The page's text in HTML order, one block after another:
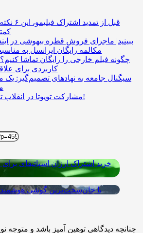
قبل از
ببینید| ماجرای فروش قطره بیهوشی در
مکالمه رایگان ایرانسل به
چگونه فیلم خارجی را رایگان تماشا
کاربردی برای
سیگنال جامعه به نهادهای تصمیم‌گیر: یک
مشارکت تویوتا در انقلاب تاکسی‌های هوایی!
خرید اشتراک ارزان اسپاتیفای
با جان‌سخت‌ترین گوشی هوشمند